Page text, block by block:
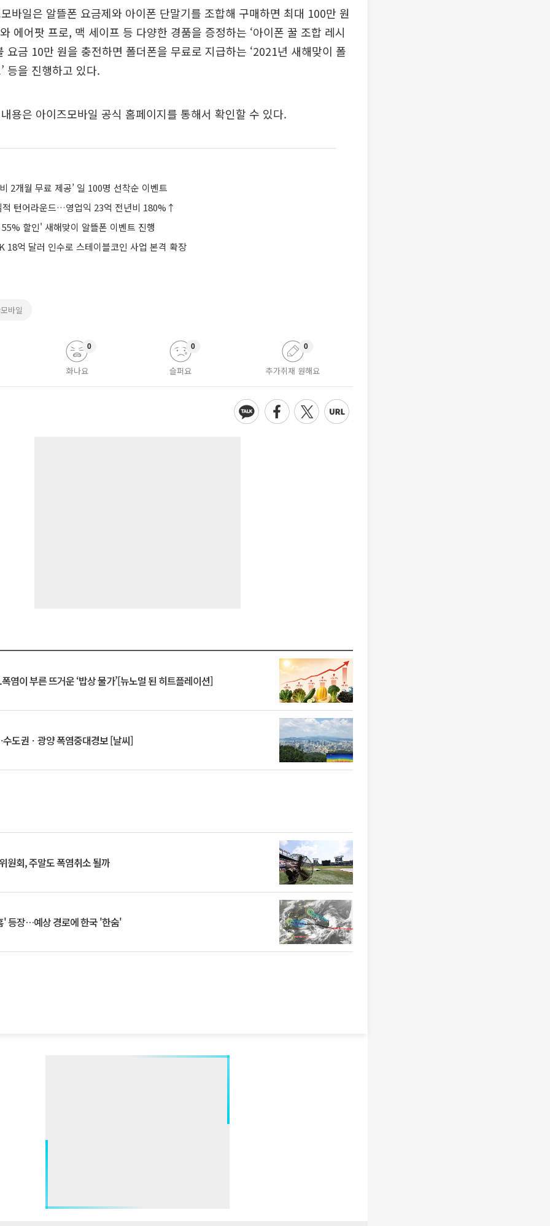
바일은 알뜰폰 요금제와 아이폰 단말기를 조합해 구매하면 최대 100만 원
에어팟 프로, 맥 세이프 등 다양한 경품을 증정하는 ‘아이폰 꿀 조합 레시
요금 10만 원을 충전하면 폴더폰을 무료로 지급하는 ‘2021년 새해맞이 폴
등을 진행하고 있다.
용은 아이즈모바일 공식 홈페이지를 통해서 확인할 수 있다.
2개월 무료 제공’ 일 100명 선착순 이벤트
적 턴어라운드…영업익 23억 전년비 180%↑
할인' 새해맞이 알뜰폰 이벤트 진행
18억 달러 인수로 스테이블코인 사업 본격 확장
바일
화나요
0
슬퍼요
0
추가취재 원해요
0
염이 부른 뜨거운 ‘밥상 물가’[뉴노멀 된 히트플레이션]
도권ㆍ광양 폭염중대경보 [날씨]
원회, 주말도 폭염취소 될까
' 등장…예상 경로에 한국 '한숨'